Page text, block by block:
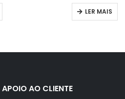
LER MAIS
APOIO AO CLIENTE